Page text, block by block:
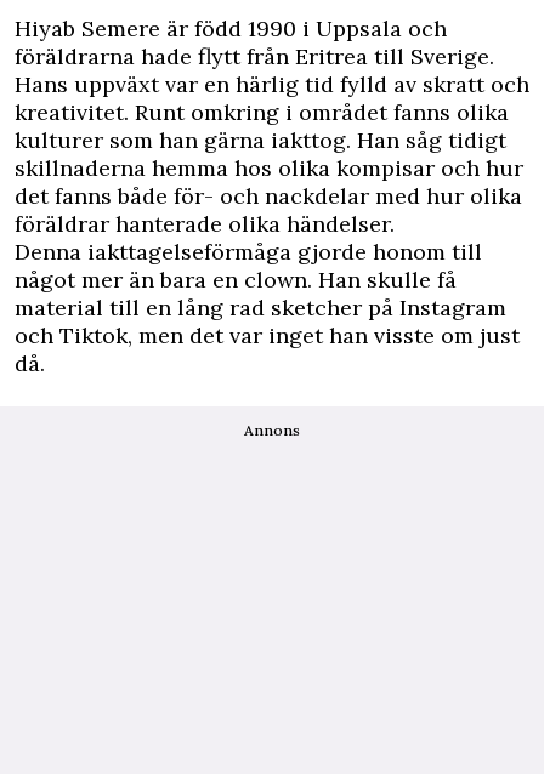
Hiyab Semere är född 1990 i Uppsala och
föräldrarna hade flytt från Eritrea till Sverige.
Hans uppväxt var en härlig tid fylld av skratt och
kreativitet. Runt omkring i området fanns olika
kulturer som han gärna iakttog. Han såg tidigt
skillnaderna hemma hos olika kompisar och hur
det fanns både för- och nackdelar med hur olika
föräldrar hanterade olika ­händelser.
Denna iakttagelseförmåga gjorde honom till
något mer än bara en clown. Han skulle få
material till en lång rad sketcher på Instagram
och Tiktok, men det var inget han visste om just
då.
Annons